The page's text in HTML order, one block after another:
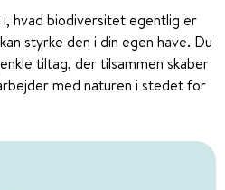
hvad biodiversitet egentlig er
styrke den i din egen have. Du
tiltag, der tilsammen skaber
med naturen i stedet for